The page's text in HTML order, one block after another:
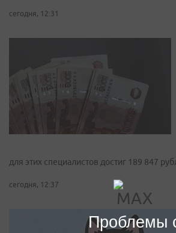
сегодня, 12:31
для этих специалистов достиг 189 847
сегодня, 12:37
Проблемы